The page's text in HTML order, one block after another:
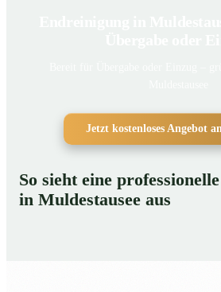
Jetzt kostenloses Angebot
So sieht eine
in Muldestausee aus